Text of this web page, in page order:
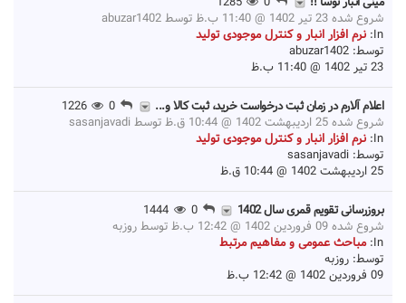
شروع شده 23 تیر 1402 @ 11:40 ب.ظ توسط
abuzar1402
In: نرم افزار انبار و کنترل موجودی تولید
توسط: abuzar1402
23 تیر 1402 @ 11:40 ب.ظ
اعلام آلارم در زمان ثبت درخواست خرید، ثبت کالا و...
1226
شروع شده 25 اردیبهشت 1402 @ 10:44 ق.ظ توسط
sasanjavadi
In: نرم افزار انبار و کنترل موجودی تولید
توسط: sasanjavadi
25 اردیبهشت 1402 @ 10:44 ق.ظ
بروزرسانی تقویم قمری سال 1402
0
شروع شده 09 فروردین 1402 @ 12:42 ب.ظ توسط
روزبه
In: مباحث عمومی و مفاهیم مرتبط
توسط: روزبه
09 فروردین 1402 @ 12:42 ب.ظ